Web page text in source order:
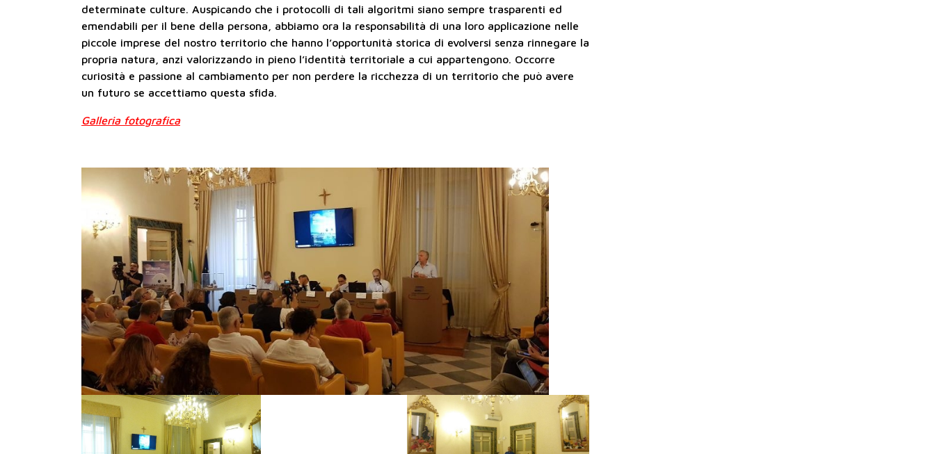
determinate culture. Auspicando che i protocolli di tali algoritmi siano sempre trasparenti ed
emendabili per il bene della persona, abbiamo ora la responsabilità di una loro applicazione nelle
piccole imprese del nostro territorio che hanno l’opportunità storica di evolversi senza rinnegare la
propria natura, anzi valorizzando in pieno l’identità territoriale a cui appartengono. Occorre
curiosità e passione al cambiamento per non perdere la ricchezza di un territorio che può avere
un futuro se accettiamo questa sfida.
Galleria fotografica